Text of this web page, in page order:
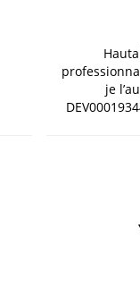
je
négatif ?
de faut
Amardjia
personne